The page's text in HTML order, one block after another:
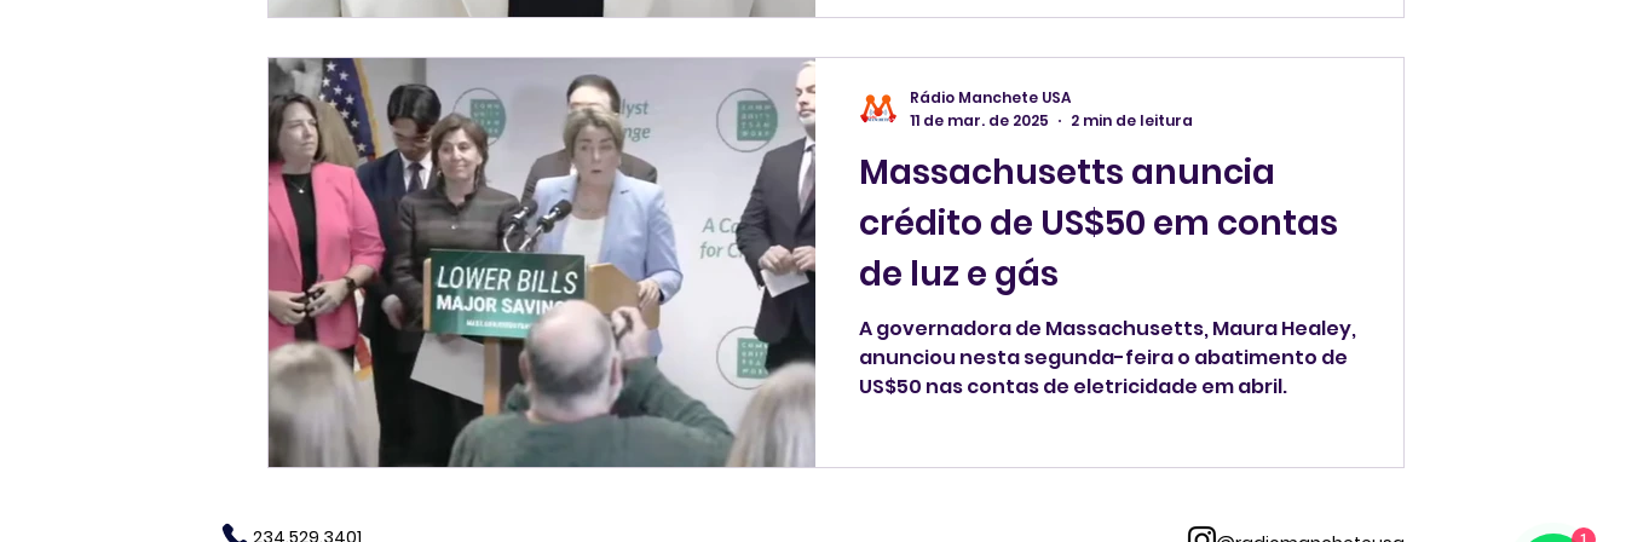
Massachusetts anuncia
crédito de US$50 em contas
de luz e gás
A governadora de Massachusetts, Maura Healey,
anunciou nesta segunda-feira o abatimento de
US$50 nas contas de eletricidade em abril.
Rádio Manchete USA
11 de mar. de 2025
2 min de leitura
234.529.3401 1